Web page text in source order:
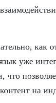
как
уже
на